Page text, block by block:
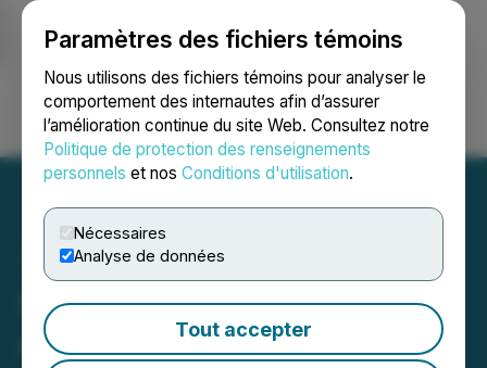
Paramètres des fichiers témoins
Nous utilisons des fichiers témoins pour analyser le
comportement des internautes afin d’assurer
l’amélioration continue du site Web. Consultez notre
Politique de protection des renseignements
personnels et nos Conditions d'utilisation.
Nécessaires
Analyse de données
Tout accepter
Ouvrir une session Recherche English
Shane Resources
Announces Change of